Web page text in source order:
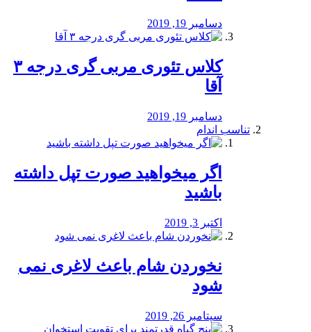
دسامبر 19, 2019
کلاس تئوری مربی گری درجه ۳
آقا
دسامبر 19, 2019
تناسب اندام
اگر میخواهید صورت تپل داشته
باشید
اکتبر 3, 2019
نخوردن شام باعث لاغری نمی
‌شود
سپتامبر 26, 2019